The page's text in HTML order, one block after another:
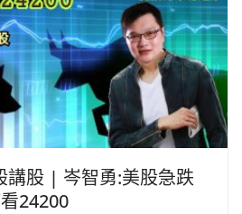
股 | 岑智勇:美股急跌
24200